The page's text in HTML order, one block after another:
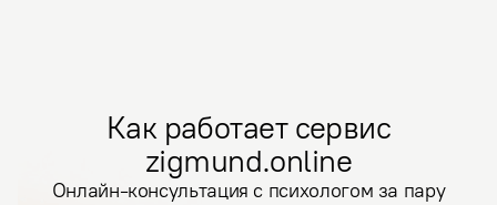
Как работает сервис
zigmund.online
Онлайн-консультация с психологом за пару